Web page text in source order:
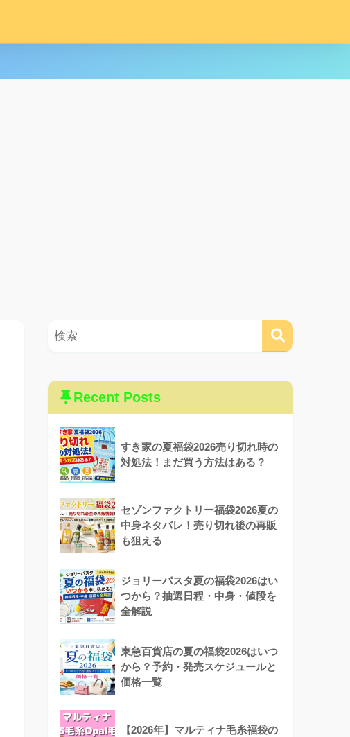
Recent Posts
すき家の夏福袋2026売り切れ時の
対処法！まだ買う方法はある？
セゾンファクトリー福袋2026夏の
中身ネタバレ！売り切れ後の再販
も狙える
ジョリーパスタ夏の福袋2026はい
つから？抽選日程・中身・値段を
全解説
東急百貨店の夏の福袋2026はいつ
から？予約・発売スケジュールと
価格一覧
【2026年】マルティナ毛糸福袋の